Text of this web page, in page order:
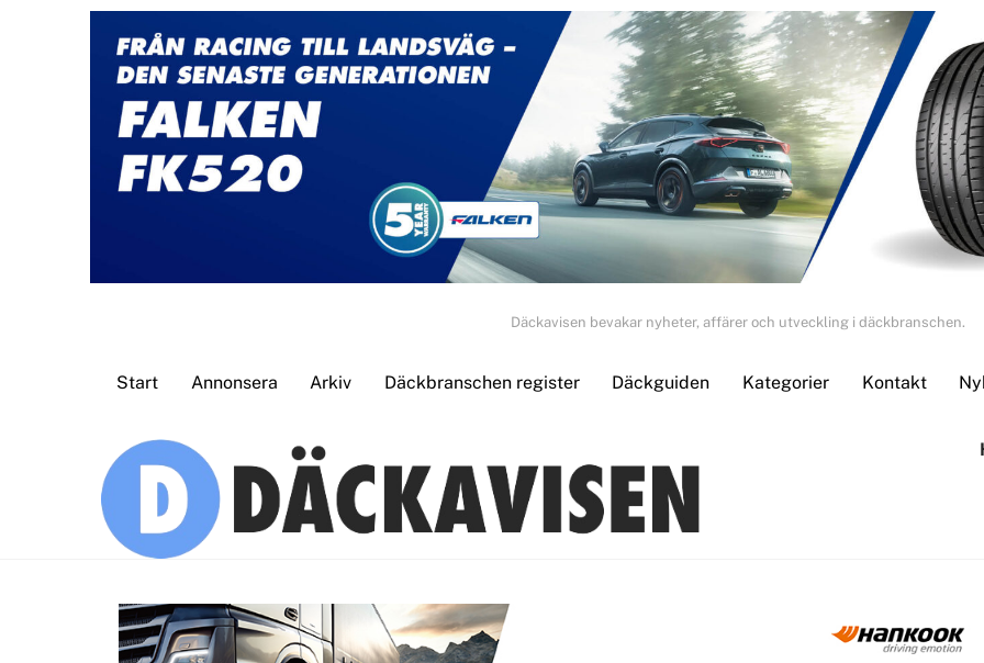
Däckavisen bevakar nyheter, affärer och utveckling i däckbranschen.
Start Annonsera Arkiv Däckbranschen register Däckguiden Kategorier Kontakt